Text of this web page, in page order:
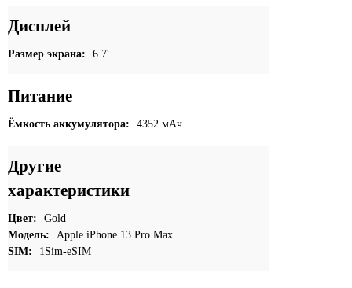
Дисплей
Размер экрана: 6.7'
Питание
Ёмкость аккумулятора: 4352 мАч
Другие
характеристики
Цвет:
Gold
Модель:
Apple iPhone 13 Pro Max
SIM:
1Sim-eSIM